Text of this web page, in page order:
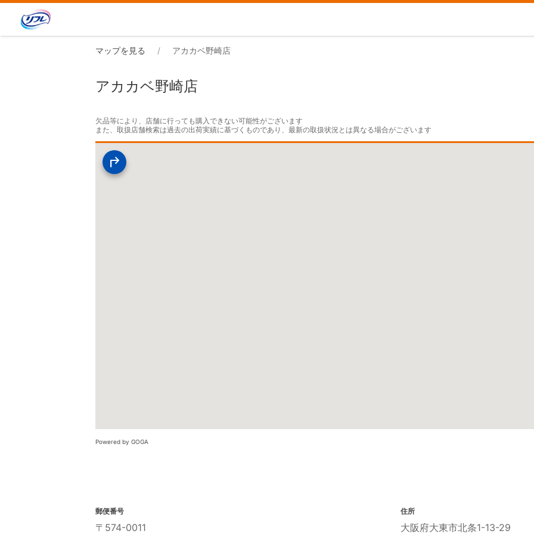
マップを見る アカカベ野崎店
アカカベ野崎店
欠品等により、店舗に行っても購入できない可能性がございます
また、取扱店舗検索は過去の出荷実績に基づくものであり、最新の取扱状況とは異なる場合がございます
Powered by GOGA
郵便番号
〒574-0011
住所
大阪府大東市北条1-13-29